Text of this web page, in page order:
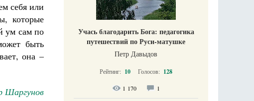
себя или
которые
ум сам по
быть
она –
Шаргунов
Учась благодарить Бога: педагогика
путешествий по Руси-матушке
Петр Давыдов
Рейтинг: 10 Голосов: 128
1 170 1